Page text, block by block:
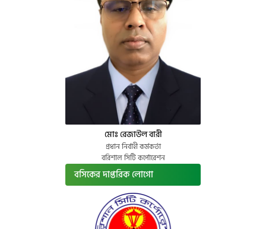
মোঃ রেজাউল বারী
প্রধান নির্বাহী কর্মকর্তা
বরিশাল সিটি কর্পোরেশন
বসিকের দাপ্তরিক লোগো